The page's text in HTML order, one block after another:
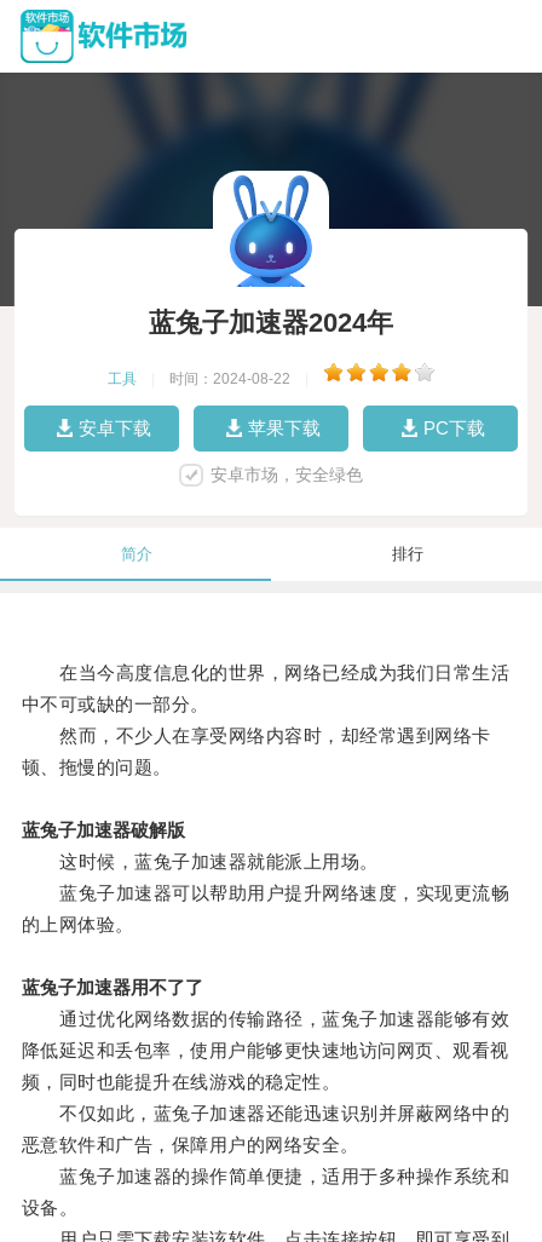
蓝兔子加速器2024年
工具 时间：2024-08-22
安卓下载 苹果下载 PC下载
安卓市场，安全绿色
简介 排行
在当今高度信息化的世界，网络已经成为我们日常生活
中不可或缺的一部分。
然而，不少人在享受网络内容时，却经常遇到网络卡
顿、拖慢的问题。
蓝兔子加速器破解版
这时候，蓝兔子加速器就能派上用场。
蓝兔子加速器可以帮助用户提升网络速度，实现更流畅
的上网体验。
蓝兔子加速器用不了了
通过优化网络数据的传输路径，蓝兔子加速器能够有效
降低延迟和丢包率，使用户能够更快速地访问网页、观看视
频，同时也能提升在线游戏的稳定性。
不仅如此，蓝兔子加速器还能迅速识别并屏蔽网络中的
恶意软件和广告，保障用户的网络安全。
蓝兔子加速器的操作简单便捷，适用于多种操作系统和
设备。